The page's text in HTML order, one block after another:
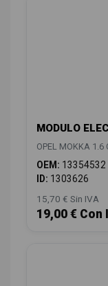
MODULO
OPEL MOKKA 1.6
OEM: 13354532
ID: 1303626
15,70 € Sin IVA
19,00 € Con